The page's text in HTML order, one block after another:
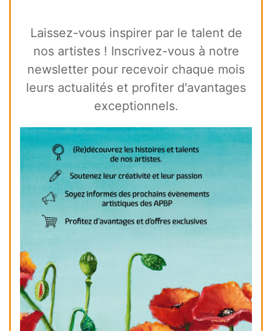
Laissez-vous inspirer par le talent de
nos artistes ! Inscrivez-vous à notre
newsletter pour recevoir chaque mois
leurs actualités et profiter d'avantages
exceptionnels.